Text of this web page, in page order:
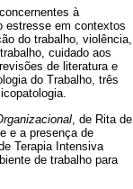
à
estresse em contextos
do trabalho, violência,
cuidado aos
de literatura e
do Trabalho, três
, de Rita de
e a presença de
Terapia Intensiva
de trabalho para